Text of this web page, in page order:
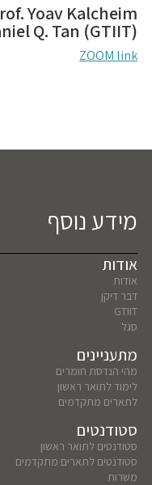
Yoav Kalcheim
Q. Tan (GTIIT)
ZOOM link
מידע נוסף
אודות
אודות
דבר דיקן
GTIIT
סגל
מתעניינים
מהי הנדסת חומרים
לימוד לתואר ראשון
לתארים מתקדמים
סטודנטים
סטודנטים לתואר ראשון
סטודנטים לתארים מתקדמים
משרות